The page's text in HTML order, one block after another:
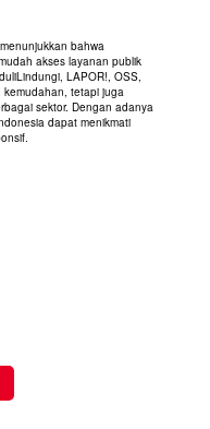
bahwa
akses layanan publik
LAPOR!, OSS,
kemudahan, tetapi juga
sektor. Dengan adanya
dapat menikmati